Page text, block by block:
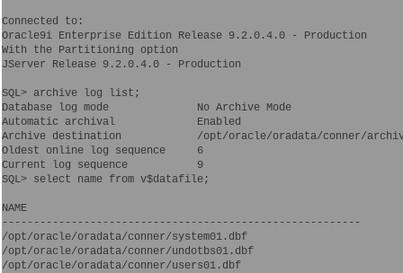
Connected to:
Oracle9i Enterprise Edition Release 9.2.0.4.0 - Production
With the Partitioning option
JServer Release 9.2.0.4.0 - Production
SQL> archive log list;
Database log mode              No Archive Mode
Automatic archival             Enabled
Archive destination            /opt/oracle/oradata/conner/
Oldest online log sequence     6
Current log sequence           9
SQL> select name from v$datafile;
NAME
---------------------------------------------------------
/opt/oracle/oradata/conner/system01.dbf
/opt/oracle/oradata/conner/undotbs01.dbf
/opt/oracle/oradata/conner/users01.dbf